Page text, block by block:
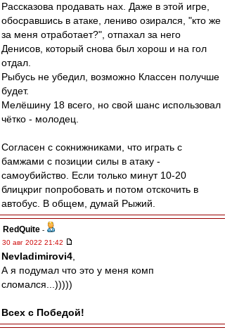
Рассказова продавать нах. Даже в этой игре,
обосравшись в атаке, лениво озирался, "кто же
за меня отработает?", отпахал за него
Денисов, который снова был хорош и на гол
отдал.
Рыбусь не убедил, возможно Классен получше
будет.
Мелёшину 18 всего, но свой шанс использовал
чётко - молодец.
Согласен с сокнижниками, что играть с
бамжами с позиции силы в атаку -
самоубийство. Если только минут 10-20
блицкриг попробовать и потом отскочить в
автобус. В общем, думай Рыжий.
RedQuite -
30 авг 2022 21:42
Nevladimirovi4
А я подумал что это у меня комп
сломался...)))))
Всех с Победой!